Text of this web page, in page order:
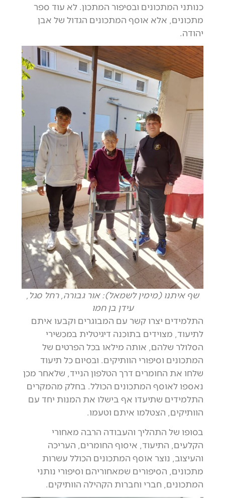
כנותני המתכונים ובסיפור המתכון. לא עוד ספר
מתכונים, אלא אוסף המתכונים הגדול של אבן
יהודה.
שף איתנו (מימין לשמאל): אור גבורה, רחל סגל,
עידן בן חמו
התלמידים יצרו קשר עם המבוגרים וקבעו איתם
לתיעוד, מצוידים בתוכנה דיגיטלית במכשירי
הסלולר שלהם, אותה מילאו בכל הפרטים של
המתכונים וסיפורי הוותיקים. ובסיום כל תיעוד
שלחו את החומרים דרך הטלפון הנייד, שלאחר מכן
נאספו לאוסף המתכונים הכולל. בחלק מהמקרים
התלמידים שתיעדו אף בישלו את המנות יחד עם
הוותיקים, הצטלמו איתם וטעמו.
בסופו של התהליך והעבודה הרבה מאחורי
הקלעים, התיעוד, איסוף החומרים, העריכה
והעיצוב, נוצר אוסף המתכונים הכולל עשרות
מתכונים, הסיפורים שמאחוריהם וסיפורי נותני
המתכונים, חברי וחברות הקהילה הוותיקים.